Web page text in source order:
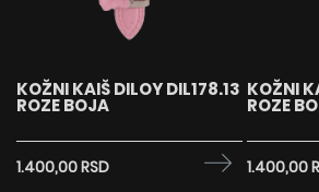
KOŽNI KAIŠ DILOY DIL178.13
ROZE BOJA
1.400,00 RSD
KOŽNI
ROZE
1.400,00